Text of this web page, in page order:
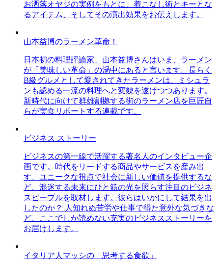
お洒落オヤジの実例をもとに、着こなし術とキーとな
るアイテム、そしてその演出効果をお伝えします。
山本益博のラーメン革命！
日本初の料理評論家、山本益博さんはいま、ラーメン
が「美味しい革命」の渦中にあると言います。長らく
B級グルメとして愛されてきたラーメンは、ミシュラ
ンも認める一流の料理へと変貌を遂げつつあります。
新時代に向けて群雄割拠する街のラーメン店を巨匠自
らが実食リポートする連載です。
ビジネス ストーリー
ビジネスの第一線で活躍する著名人のインタビュー企
画です。時代をリードする商品やサービスを産み出
す、ユニークな視点で社会に新しい価値を提供するな
ど、混迷する未来にひと筋の光を照らす注目のビジネ
スピープルを取材します。彼らはいかにして結果を出
したのか？ 人知れぬ苦労や仕事で得た意外な気づきな
ど、ここでしか読めない充実のビジネスストーリーを
お届けします。
イタリア人マッシの「思考する食欲」